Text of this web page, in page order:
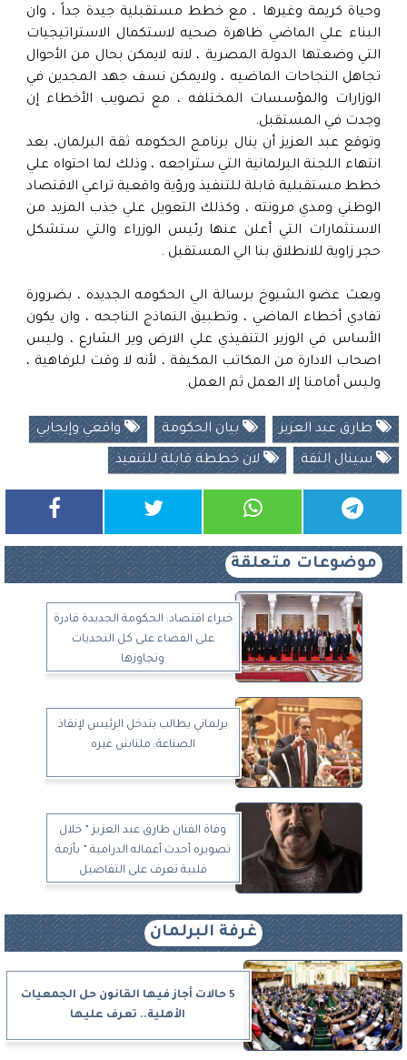
وحياة كريمة وغيرها ، مع خطط مستقبلية جيدة جداً ، وان
البناء علي الماضي ظاهرة صحيه لاستكمال الاستراتيجيات
التي وضعتها الدولة المصرية ، لانه لايمكن بحال من الأحوال
تجاهل النجاحات الماضيه ، ولايمكن نسف جهد المجدين في
الوزارات والمؤسسات المختلفه ، مع تصويب الأخطاء إن
وجدت في المستقبل.
وتوقع عبد العزيز أن ينال برنامج الحكومه ثقة البرلمان، بعد
انتهاء اللجنة البرلمانية التي ستراجعه ، وذلك لما احتواه علي
خطط مستقبلية قابلة للتنفيذ ورؤية واقعية تراعي الاقتصاد
الوطني ومدي مرونته ، وكذلك التعويل علي جذب المزيد من
الاستثمارات التي أعلن عنها رئيس الوزراء والتي ستشكل
حجر زاوية للانطلاق بنا الي المستقبل .
وبعث عضو الشيوخ برسالة الي الحكومه الجديده ، بضرورة
تفادي أخطاء الماضي ، وتطبيق النماذج الناجحه ، وان يكون
الأساس في الوزير التنفيذي علي الارض وير الشارع ، وليس
اصحاب الادارة من المكاتب المكيفة ، لأنه لا وقت للرفاهية ،
وليس أمامنا إلا العمل ثم العمل.
طارق عبد العزيز بيان الحكومة واقعي وإيجابي
سينال الثقة لان خططة قابلة للتنفيذ
موضوعات متعلقة
خبراء اقتصاد: الحكومة الجديدة قادرة
على القضاء على كل التحديات
وتجاوزها
برلماني يطالب بتدخل الرئيس لإنقاذ
الصناعة: ملناش غيره
وفاة الفنان طارق عبد العزيز ” خلال
تصويره أحدث أعماله الدرامية ” بأزمة
قلبية تعرف على التفاصيل
غرفة البرلمان
5 حالات أجاز فيها القانون حل الجمعيات
الأهلية.. تعرف عليها